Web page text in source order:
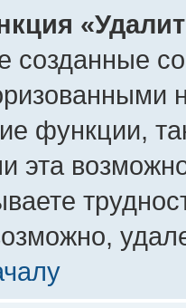
созданные
функции,
эта